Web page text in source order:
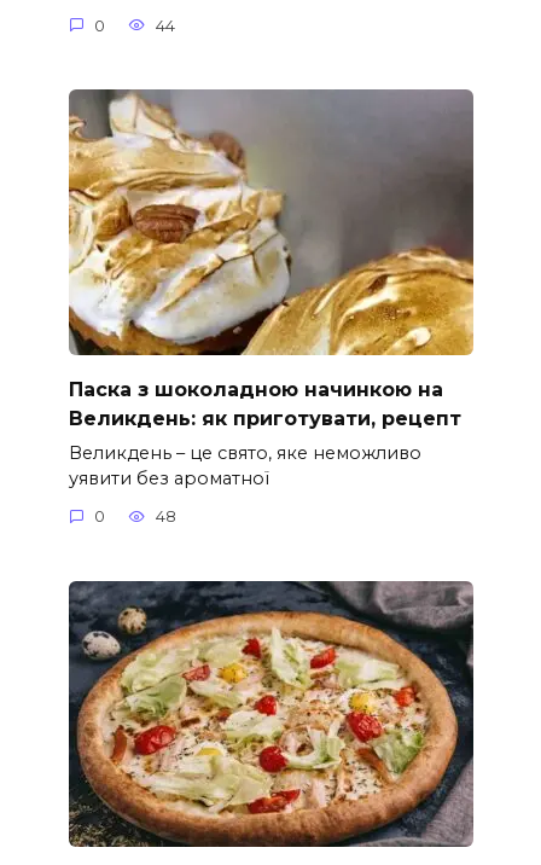
0 44
Паска з шоколадною начинкою на
Великдень: як приготувати, рецепт
Великдень – це свято, яке неможливо
уявити без ароматної
0 48